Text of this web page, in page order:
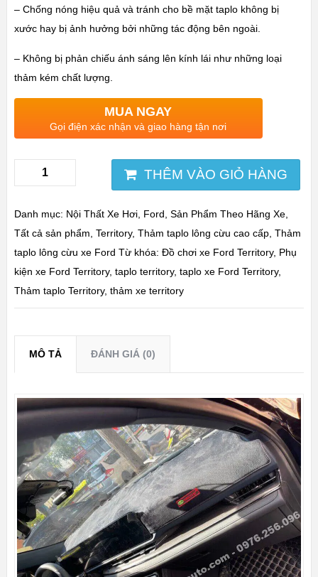
– Chống nóng hiệu quả và tránh cho bề mặt taplo không bị
xước hay bị ảnh hưởng bởi những tác động bên ngoài.
– Không bị phản chiếu ánh sáng lên kính lái như những loại
thảm kém chất lượng.
MUA NGAY
Gọi điện xác nhận và giao hàng tận nơi
THÊM VÀO GIỎ HÀNG
Danh mục: Nội Thất Xe Hơi, Ford Sản Phẩm Theo Hãng Xe,
Tất cả sản phẩm Territory, Thảm taplo lông cừu cao cấp, Thảm
taplo lông cừu xe Ford Từ khóa: Đồ chơi xe Ford Territory, Phụ
kiện xe Ford Territory, taplo territory, taplo xe Ford Territory,
Thảm taplo Territory, thảm xe territory
MÔ TẢ ĐÁNH GIÁ (0)